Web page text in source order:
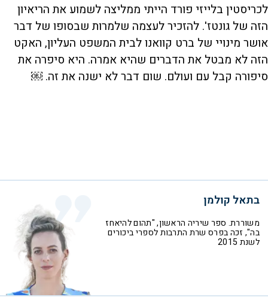
לכריסטין בלייזי פורד הייתי ממליצה לשמוע את הריאיון
הזה של גונטז'. להזכיר לעצמה שלמרות שבסופו של דבר
אושר מינויי של ברט קוואנו לבית המשפט העליון, האקט
הזה לא מבטל את הדברים שהיא אמרה. היא סיפרה את
סיפורה קבל עם ועולם. שום דבר לא ישנה את זה. ￼
בתאל קולמן
משוררת. ספר שיריה הראשון, "תהום להיאחז
בה", זכה בפרס שרת התרבות לספרי ביכורים
לשנת 2015